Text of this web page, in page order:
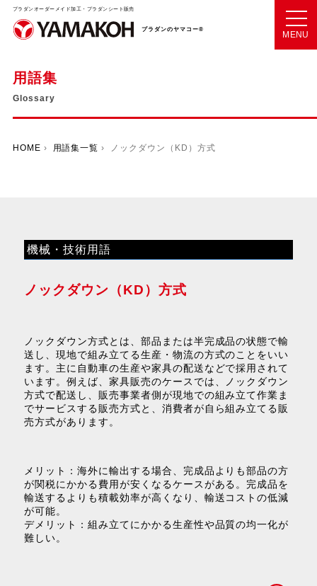
プラダンオーダーメイド加工・プラダンシート販売
プラダンのヤマコー®
MENU
用語集
Glossary
HOME › 用語集一覧 › ノックダウン（KD）方式
機械・技術用語
ノックダウン（KD）方式
ノックダウン方式とは、部品または半完成品の状態で輸
送し、現地で組み立てる生産・物流の方式のことをいい
ます。主に自動車の生産や家具の配送などで採用されて
います。例えば、家具販売のケースでは、ノックダウン
方式で配送し、販売事業者側が現地での組み立て作業ま
でサービスする販売方式と、消費者が自ら組み立てる販
売方式があります。
メリット：海外に輸出する場合、完成品よりも部品の方
が関税にかかる費用が安くなるケースがある。完成品を
輸送するよりも積載効率が高くなり、輸送コストの低減
が可能。
デメリット：組み立てにかかる生産性や品質の均一化が
難しい。